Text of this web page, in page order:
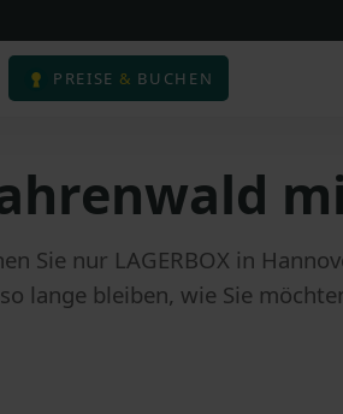
PREISE & BUCHEN
Sie nur LAGERBOX in
lange bleiben, wie Sie